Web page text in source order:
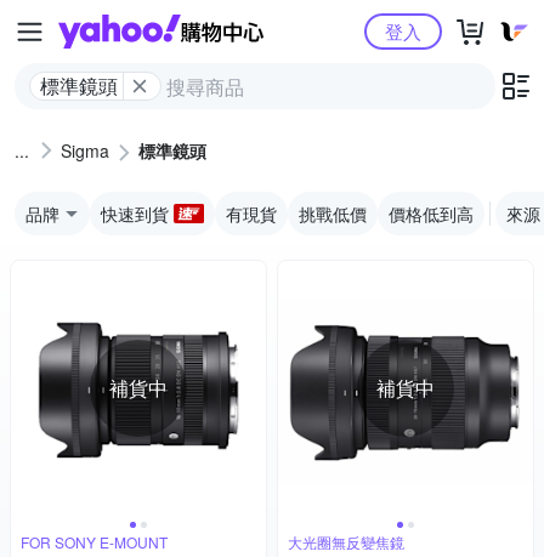
Yahoo購物中心
標準鏡頭
登入
Sigma 標準鏡頭
品牌 快速到貨 有現貨 挑戰低價 價格低到高 來源
補貨中
FOR SONY E-MOUNT
補貨中
大光圈無反變焦鏡